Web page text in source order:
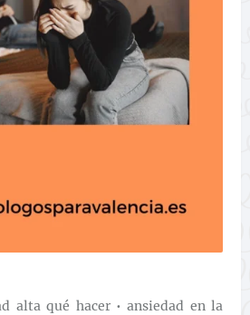
alta qué hacer•ansiedad en la